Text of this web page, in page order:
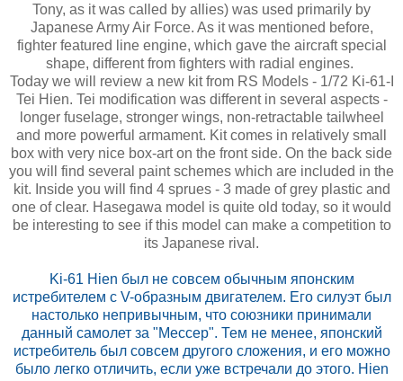
Tony, as it was called by allies) was used primarily by
Japanese Army Air Force. As it was mentioned before,
fighter featured line engine, which gave the aircraft special
shape, different from fighters with radial engines.
Today we will review a new kit from RS Models - 1/72 Ki-61-I
Tei Hien. Tei modification was different in several aspects -
longer fuselage, stronger wings, non-retractable tailwheel
and more powerful armament. Kit comes in relatively small
box with very nice box-art on the front side. On the back side
you will find several paint schemes which are included in the
kit. Inside you will find 4 sprues - 3 made of grey plastic and
one of clear. Hasegawa model is quite old today, so it would
be interesting to see if this model can make a competition to
its Japanese rival.
Ki-61 Hien был не совсем обычным японским
истребителем с V-образным двигателем. Его силуэт был
настолько непривычным, что союзники принимали
данный самолет за "Мессер". Тем не менее, японский
истребитель был совсем другого сложения, и его можно
было легко отличить, если уже встречали до этого. Hien